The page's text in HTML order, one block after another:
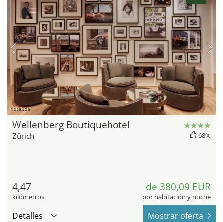
hotel.de
Wellenberg Boutiquehotel
Zürich 68%
4,47
kilómetros
de 380,09 EUR
por habitación y noche
Detalles Mostrar oferta